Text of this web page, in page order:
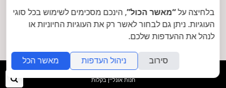
info@decor-delet.co.il|
www.decor-delet.co.il
folyou
חנות אונליין בקלות
בלחיצה על“מאשר הכול”, הינכם מסכימים לשימוש בכל סוגי
העוגיות. ניתן גם לבחור לאשר רק את העוגיות החיוניות או
לנהל את ההעדפות שלכם.
סירוב ניהול העדפות מאשר הכל